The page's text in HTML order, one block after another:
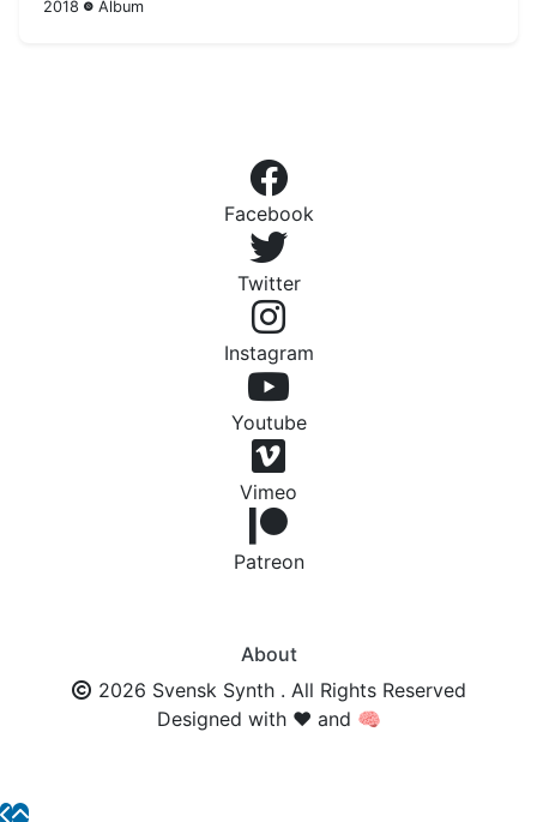
2018 Album
Facebook
Twitter
Instagram
Youtube
Vimeo
Patreon
About
2026 Svensk Synth . All Rights Reserved
Designed with ❤️ and 🧠